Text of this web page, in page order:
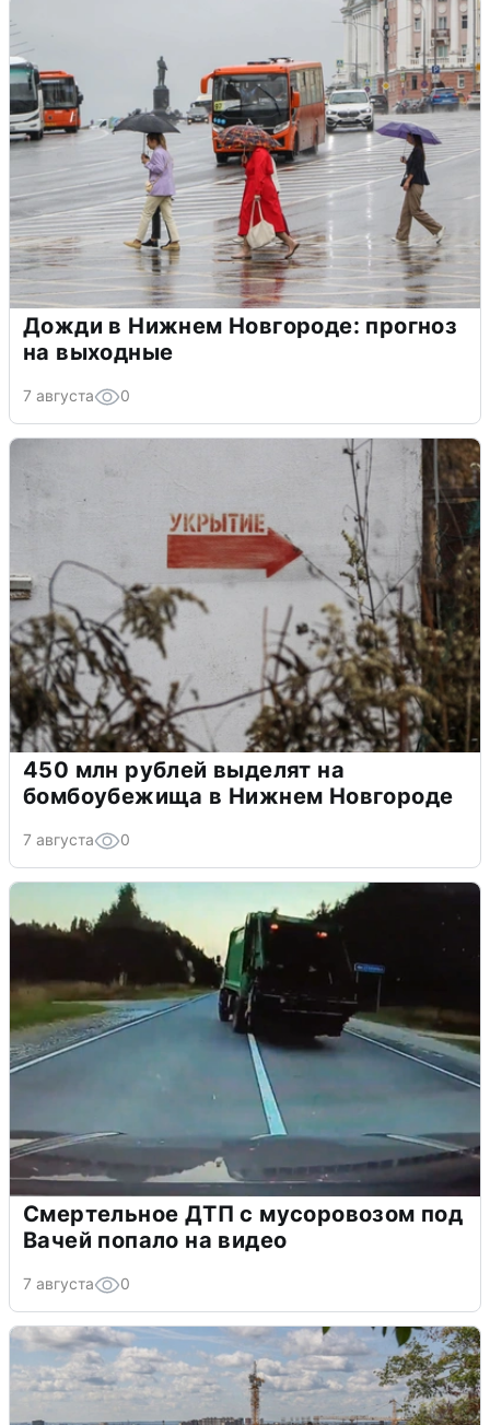
Дожди в Нижнем Новгороде: прогноз
на выходные
7 августа 0
450 млн рублей выделят на
бомбоубежища в Нижнем Новгороде
7 августа 0
Смертельное ДТП с мусоровозом под
Вачей попало на видео
7 августа 0